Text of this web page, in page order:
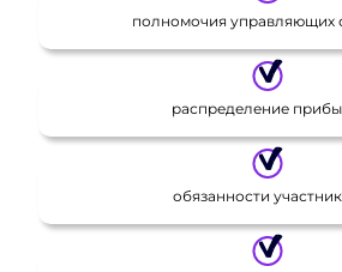
полномочия управляющих
распределение
обязанности